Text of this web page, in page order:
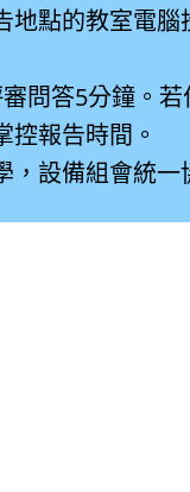
地點的教室電
問答5分鐘。
控報告時間。
設備組會統一